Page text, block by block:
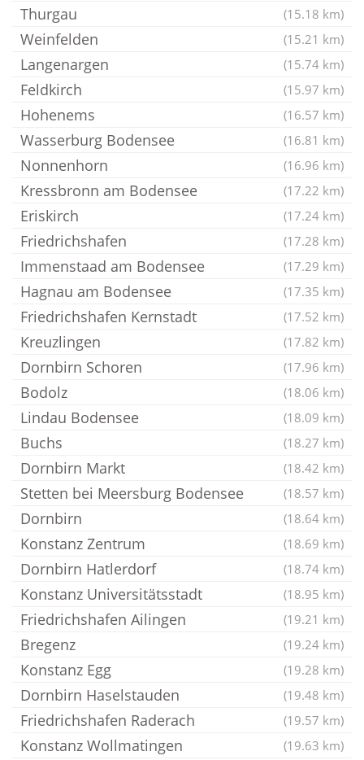
Thurgau (15.18 km)
Weinfelden (15.21 km)
Langenargen (15.74 km)
Feldkirch (15.97 km)
Hohenems (16.57 km)
Wasserburg Bodensee (16.81 km)
Nonnenhorn (16.96 km)
Kressbronn am Bodensee (17.22 km)
Eriskirch (17.24 km)
Friedrichshafen (17.28 km)
Immenstaad am Bodensee (17.29 km)
Hagnau am Bodensee (17.35 km)
Friedrichshafen Kernstadt (17.52 km)
Kreuzlingen (17.82 km)
Dornbirn Schoren (17.96 km)
Bodolz (18.06 km)
Lindau Bodensee (18.09 km)
Buchs (18.27 km)
Dornbirn Markt (18.42 km)
Stetten bei Meersburg Bodensee (18.57 km)
Dornbirn (18.64 km)
Konstanz Zentrum (18.69 km)
Dornbirn Hatlerdorf (18.74 km)
Konstanz Universitätsstadt (18.95 km)
Friedrichshafen Ailingen (19.21 km)
Bregenz (19.24 km)
Konstanz Egg (19.28 km)
Dornbirn Haselstauden (19.48 km)
Friedrichshafen Raderach (19.57 km)
Konstanz Wollmatingen (19.63 km)